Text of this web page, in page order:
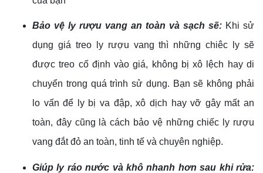
Bảo vệ ly rượu vang an toàn và sạch sẽ: Khi sử
dụng giá treo ly rượu vang thì những chiêc ly sẽ
được treo cố định vào giá, không bị xô lệch hay di
chuyển trong quá trình sử dụng. Bạn sẽ không phải
lo vấn để ly bị va đập, xô dịch hay vỡ gây mất an
toàn, đây cũng là cách bảo vệ những chiếc ly rượu
vang đắt đỏ an toàn, tinh tế và chuyên nghiệp.
Giúp ly ráo nước và khô nhanh hơn sau khi rửa: